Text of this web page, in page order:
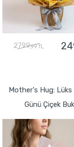
2799,99 TL
Mother's Hug: Lüks
Günü Çiçek